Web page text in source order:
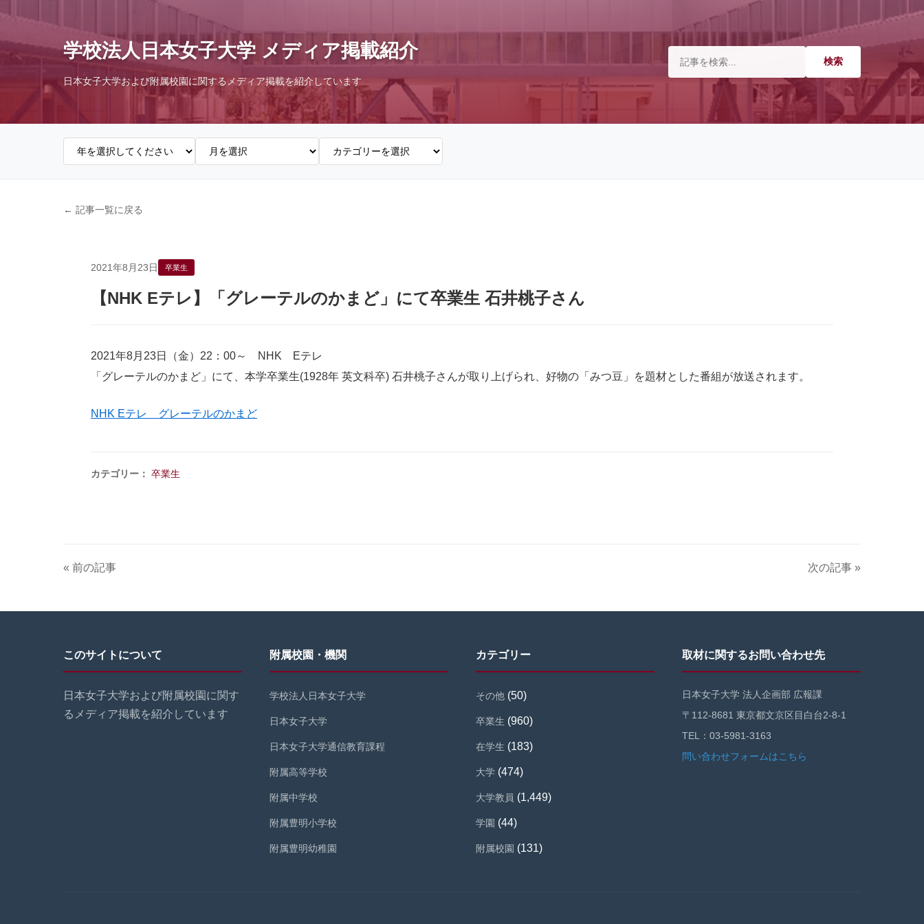
学校法人日本女子大学 メディア掲載紹介
日本女子大学および附属校園に関するメディア掲載を紹介しています
← 記事一覧に戻る
2021年8月23日 卒業生
【NHK Eテレ】「グレーテルのかまど」にて卒業生 石井桃子さん
2021年8月23日（金）22：00～ NHK Eテレ
「グレーテルのかまど」にて、本学卒業生(1928年 英文科卒) 石井桃子さんが取り上げられ、好物の「みつ豆」を題材とした番組が放送されます。
NHK Eテレ グレーテルのかまど
カテゴリー： 卒業生
« 前の記事 次の記事 »
このサイトについて
日本女子大学および附属校園に関す
るメディア掲載を紹介しています
附属校園・機関
学校法人日本女子大学
日本女子大学
日本女子大学通信教育課程
附属高等学校
附属中学校
附属豊明小学校
附属豊明幼稚園
カテゴリー
その他 (50)
卒業生 (960)
在学生 (183)
大学 (474)
大学教員 (1,449)
学園 (44)
附属校園 (131)
取材に関するお問い合わせ先
日本女子大学 法人企画部 広報課
〒112-8681 東京都文京区目白台2-8-1
TEL：03-5981-3163
問い合わせフォームはこちら